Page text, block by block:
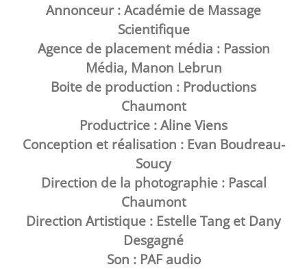
Annonceur : Académie de Massage
Scientifique
Agence de placement média : Passion
Média, Manon Lebrun
Boite de production : Productions
Chaumont
Productrice : Aline Viens
Conception et réalisation : Evan Boudreau-
Soucy
Direction de la photographie : Pascal
Chaumont
Direction Artistique : Estelle Tang et Dany
Desgagné
Son : PAF audio